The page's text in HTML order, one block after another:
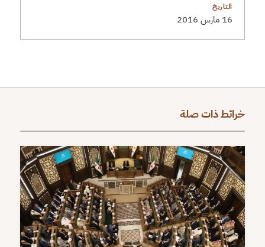
التاريخ
16 مارس 2016
خرائط ذات صلة